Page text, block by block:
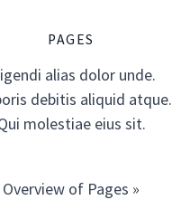
PAGES
alias dolor unde.
debitis aliquid atque.
molestiae eius sit.
Overview of Pages »